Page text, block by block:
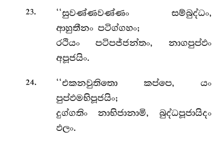
23.
‘‘සුවණ්ණවණ්ණං සම්බුද්ධං,
ආහුතීනං පටිග්ගහං;
රථියං පටිපජ්ජන්තං, නාගපුප්ඵං
අපූජයිං.
24.
‘‘එකනවුතිතො කප්පෙ, යං
පුප්ඵමභිපූජයිං;
දුග්ගතිං නාභිජානාමි, බුද්ධපූජායිදං
ඵලං.